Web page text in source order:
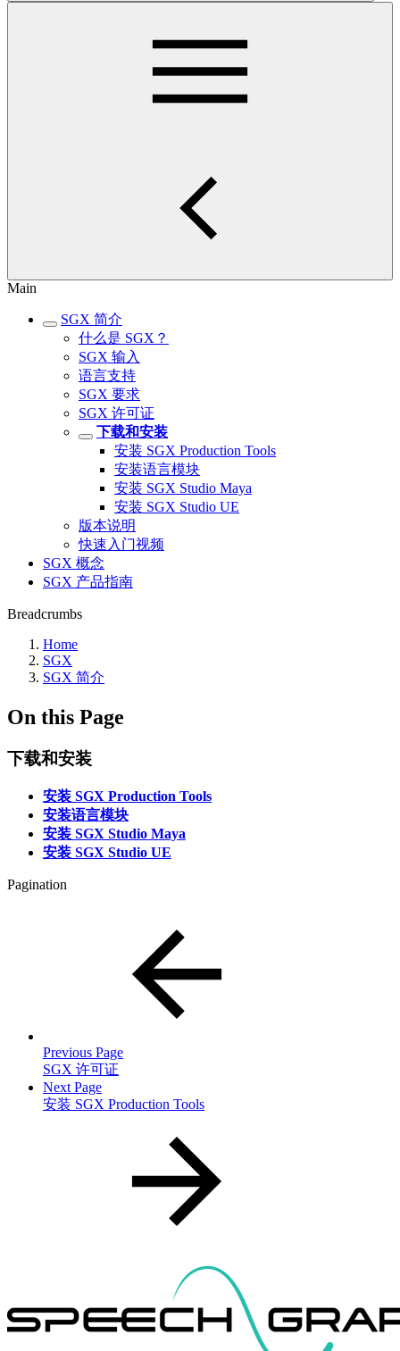
Main
SGX 简介
什么是 SGX？
SGX 输入
语言支持
SGX 要求
SGX 许可证
下载和安装
安装 SGX Production Tools
安装语言模块
安装 SGX Studio Maya
安装 SGX Studio UE
版本说明
快速入门视频
SGX 概念
SGX 产品指南
Breadcrumbs
Home
SGX
SGX 简介
On this Page
下载和安装
安装 SGX Production Tools
安装语言模块
安装 SGX Studio Maya
安装 SGX Studio UE
Pagination
Previous Page
SGX 许可证
Next Page
安装 SGX Production Tools